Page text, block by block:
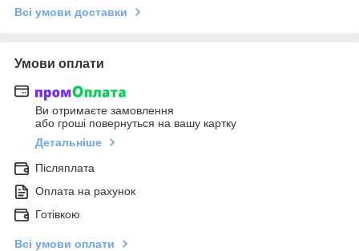
Всі умови доставки
Умови оплати
Ви отримаєте замовлення
або гроші повернуться на вашу картку
Детальніше
Післяплата
Оплата на рахунок
Готівкою
Всі умови оплати